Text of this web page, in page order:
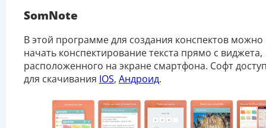
SomNote
В этой программе для создания конспектов можно
начать конспектирование текста прямо с виджета,
расположенного на экране смартфона. Софт
для скачивания IOS, Андроид.